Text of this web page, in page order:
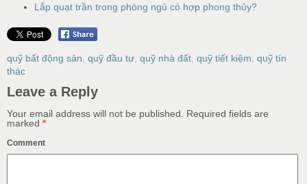
Lắp quạt trần trong phòng ngủ có hợp phong thủy?
quỹ bất động sản quỹ đầu tư quỹ nhà đất quỹ tiết kiệm quỹ tín
thác
Leave a Reply
Your email address will not be published.
Required fields are
marked *
Comment